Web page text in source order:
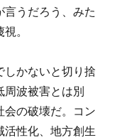
うだろう、みた
。
しかないと切り捨
周波被害とは別
会の破壊だ。コン
活性化、地方創生